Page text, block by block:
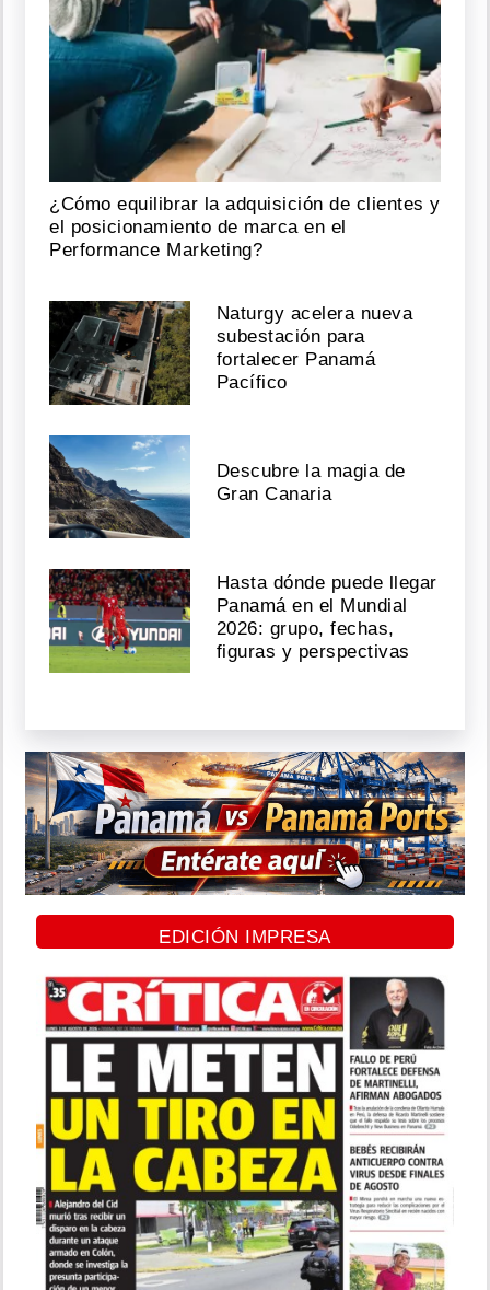
¿Cómo equilibrar la adquisición de clientes y
el posicionamiento de marca en el
Performance Marketing?
Naturgy acelera nueva
subestación para
fortalecer Panamá
Pacífico
Descubre la magia de
Gran Canaria
Hasta dónde puede llegar
Panamá en el Mundial
2026: grupo, fechas,
figuras y perspectivas
EDICIÓN IMPRESA